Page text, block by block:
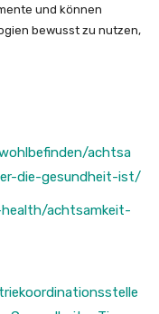
und können
bewusst zu nutzen,
achtsa
die-gesundheit-ist/
achtsamkeit-